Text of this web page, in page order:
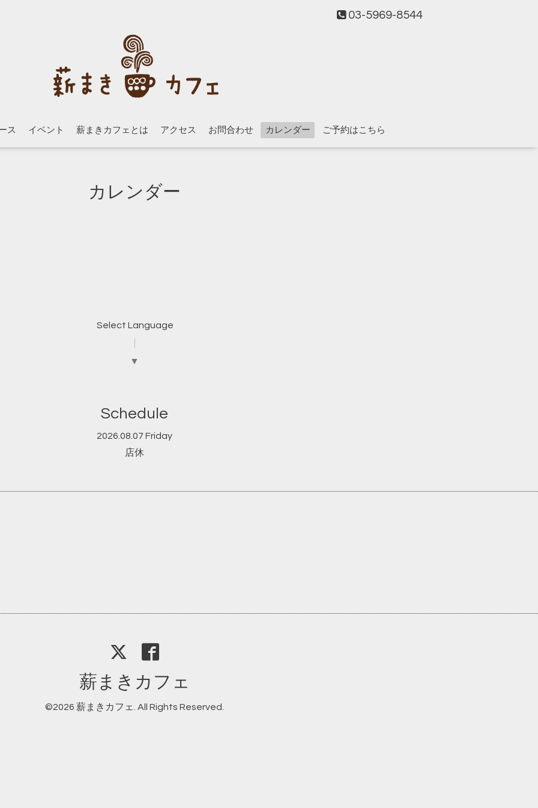
03-5969-8544
ス イベント 薪まきカフェとは アクセス お問合わせ カレンダー ご予約はこちら
カレンダー
Select Language
▼
Schedule
2026.08.07 Friday
店休
薪まきカフェ
©2026 薪まきカフェ . All Rights Reserved.